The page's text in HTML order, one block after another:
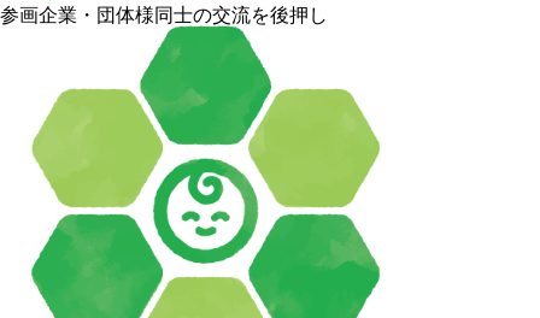
参画企業・団体様同士の交流を後押し